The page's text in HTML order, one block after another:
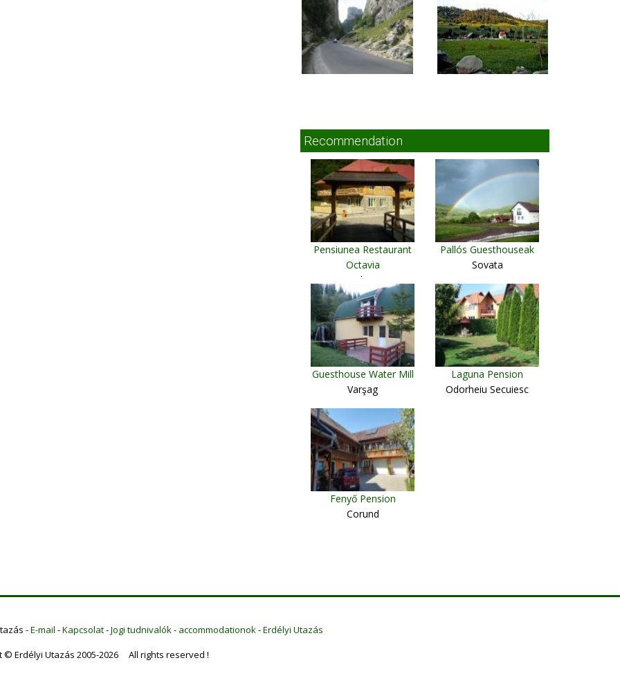
Recommendation
Pensiunea Restaurant
Octavia
Lacul Lesu
Pallós Guesthouseak
Sovata
Guesthouse Water Mill
Varşag
Laguna Pension
Odorheiu Secuiesc
Fenyő Pension
Corund
-E-mail -Kapcsolat-Jogi tudnivalók- accommodationok-Erdélyi Utazás
© Erdélyi Utazás 2005-2026 All rights reserved !